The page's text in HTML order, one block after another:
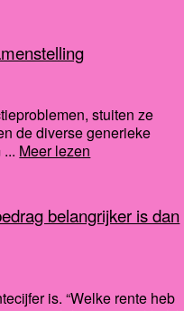
stuiten ze
de diverse generieke
Meer lezen
belangrijker is dan
is. “Welke rente heb